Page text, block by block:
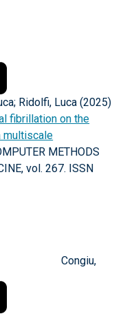
Ridolfi, Luca (2025)
fibrillation on the
multiscale
METHODS
vol. 267. ISSN
Congiu,